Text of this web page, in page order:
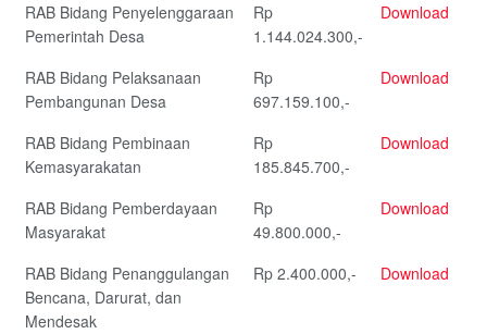
RAB Bidang Penyelenggaraan
Pemerintah Desa
Rp
1.144.024.300,-
Download
RAB Bidang Pelaksanaan
Pembangunan Desa
Rp
697.159.100,-
Download
RAB Bidang Pembinaan
Kemasyarakatan
Rp
185.845.700,-
Download
RAB Bidang Pemberdayaan
Masyarakat
Rp
49.800.000,-
Download
RAB Bidang Penanggulangan
Bencana, Darurat, dan
Mendesak
Rp 2.400.000,- Download